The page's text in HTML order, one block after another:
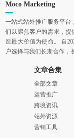
Moco Marketing
一站式站外推广服务平台
们以聚焦客户的需求，提
造最大价值为使命。 自
户选择与我们长期合作，
文章合集
全部文章
运营推广
跨境资讯
站外资源
营销工具